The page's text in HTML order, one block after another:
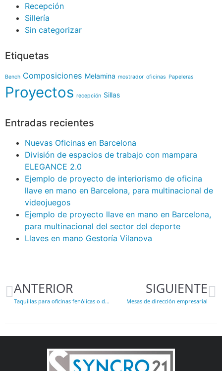
Recepción
Sillería
Sin categorizar
Etiquetas
Bench Composiciones Melamina mostrador oficinas Papeleras
Proyectos recepción Sillas
Entradas recientes
Nuevas Oficinas en Barcelona
División de espacios de trabajo con mampara
ELEGANCE 2.0
Ejemplo de proyecto de interiorismo de oficina
llave en mano en Barcelona, para multinacional de
videojuegos
Ejemplo de proyecto llave en mano en Barcelona,
para multinacional del sector del deporte
Llaves en mano Gestoría Vilanova
ANTERIOR
Taquillas para oficinas fenólicas o de melamina
SIGUIENTE
Mesas de dirección empresarial